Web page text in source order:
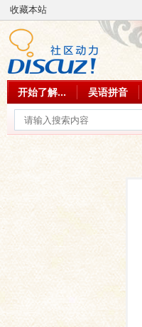
收藏本站
开始了解... 吴语拼音